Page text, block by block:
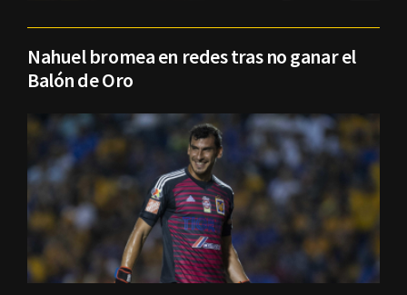
Nahuel bromea en redes tras no ganar el
Balón de Oro